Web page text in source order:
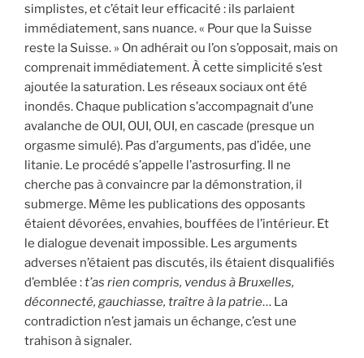
simplistes, et c’était leur efficacité : ils parlaient
immédiatement, sans nuance. « Pour que la Suisse
reste la Suisse. » On adhérait ou l’on s’opposait, mais on
comprenait immédiatement. À cette simplicité s’est
ajoutée la saturation. Les réseaux sociaux ont été
inondés. Chaque publication s’accompagnait d’une
avalanche de OUI, OUI, OUI, en cascade (presque un
orgasme simulé). Pas d’arguments, pas d’idée, une
litanie. Le procédé s’appelle l’astrosurfing. Il ne
cherche pas à convaincre par la démonstration, il
submerge. Même les publications des opposants
étaient dévorées, envahies, bouffées de l’intérieur. Et
le dialogue devenait impossible. Les arguments
adverses n’étaient pas discutés, ils étaient disqualifiés
d’emblée :t’as rien compris, vendus à Bruxelles,
déconnecté, gauchiasse, traître à la patrie… La
contradiction n’est jamais un échange, c’est une
trahison à signaler.